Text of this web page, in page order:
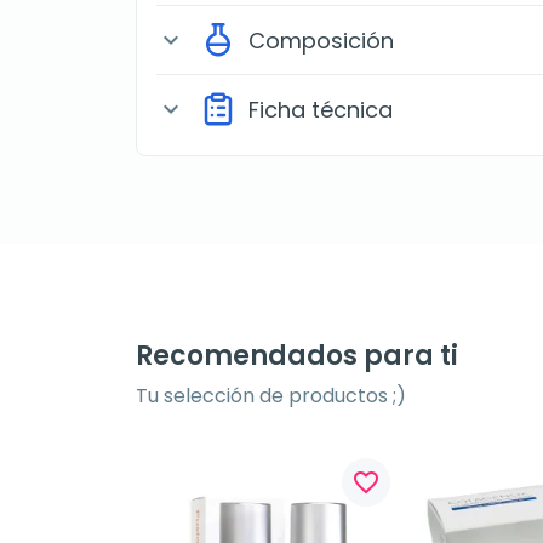
expand_more Composición
expand_more Ficha técnica
Recomendados para ti
Tu selección de productos ;)
favorite_border